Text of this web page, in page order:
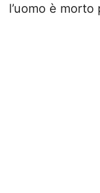
l’uomo è